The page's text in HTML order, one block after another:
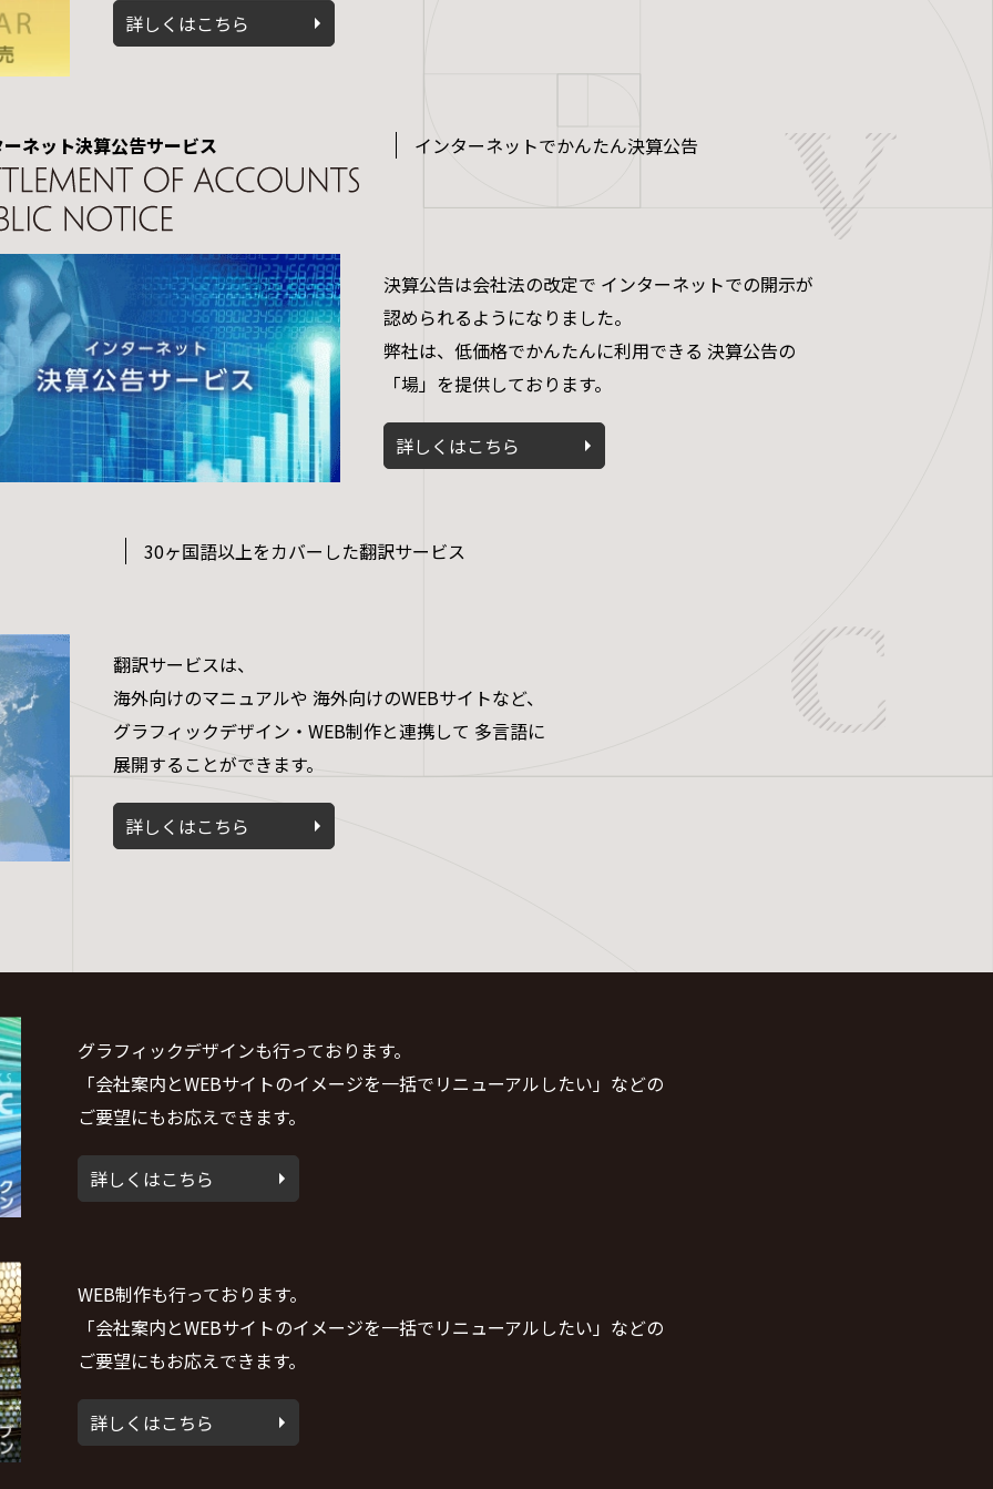
詳しくはこちら
ネット決算公告サービス インターネットでかんたん決算公告
決算公告は会社法の改定で インターネットでの開示が
認められるようになりました。
弊社は、低価格でかんたんに利用できる 決算公告の
「場」を提供しております。
詳しくはこちら
30ヶ国語以上をカバーした翻訳サービス
翻訳サービスは、
海外向けのマニュアルや 海外向けのWEBサイトなど、
グラフィックデザイン・WEB制作と連携して 多言語に
展開することができます。
詳しくはこちら
グラフィックデザインも行っております。
「会社案内とWEBサイトのイメージを一括でリニューアルしたい」などの
ご要望にもお応えできます。
詳しくはこちら
WEB制作も行っております。
「会社案内とWEBサイトのイメージを一括でリニューアルしたい」などの
ご要望にもお応えできます。
詳しくはこちら